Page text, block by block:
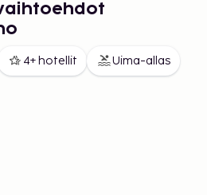
4+ hotellit Uima-allas